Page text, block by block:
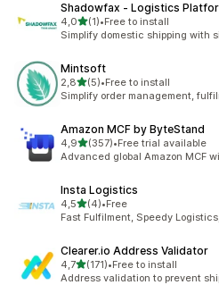
Shadowfax ‑ Logistics
4,0de 5 estrelas
(1)
1 total de avaliações
•Free to install
Simplify domestic shipping with
Mintsoft
2,8de 5 estrelas
(5)
5 total de avaliações
•Free to install
Simplify order management,
Amazon MCF by ByteStand
4,9de 5 estrelas
(357)
357 total de avaliações
•Free trial available
Advanced global Amazon MCF
Insta Logistics
4,5de 5 estrelas
(4)
4 total de avaliações
•Free
Fast Fulfilment, Speedy
Clearer.io Address Validator
4,7de 5 estrelas
(171)
171 total de avaliações
•Free to install
Address validation to prevent